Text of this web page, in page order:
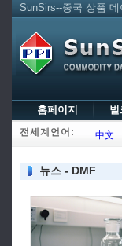
SunSirs--중국 상품 데
홈페이지
전세계언어: 中文
뉴스 - DMF